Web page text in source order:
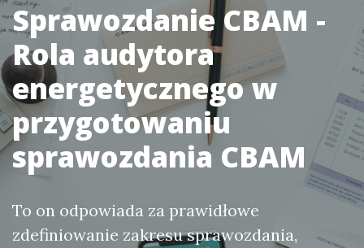
Sprawozdanie CBAM -
Rola audytora
energetycznego w
przygotowaniu
sprawozdania CBAM
To on odpowiada za prawidłowe
zdefiniowanie zakresu sprawozdania,